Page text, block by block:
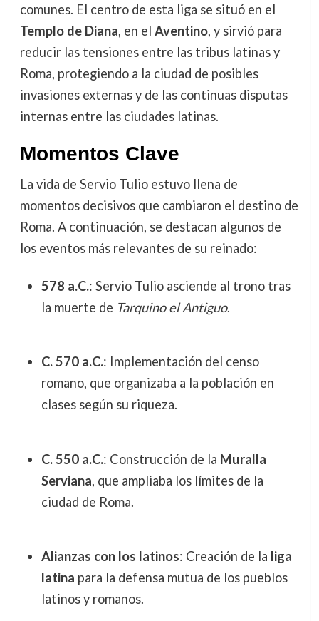
comunes. El centro de esta liga se situó en el
Templo de Diana, en el Aventino, y sirvió para
reducir las tensiones entre las tribus latinas y
Roma, protegiendo a la ciudad de posibles
invasiones externas y de las continuas disputas
internas entre las ciudades latinas.
Momentos Clave
La vida de Servio Tulio estuvo llena de
momentos decisivos que cambiaron el destino de
Roma. A continuación, se destacan algunos de
los eventos más relevantes de su reinado:
578 a.C.: Servio Tulio asciende al trono tras
la muerte de Tarquino el Antiguo.
C. 570 a.C.: Implementación del censo
romano, que organizaba a la población en
clases según su riqueza.
C. 550 a.C.: Construcción de la Muralla
Serviana, que ampliaba los límites de la
ciudad de Roma.
Alianzas con los latinos: Creación de la liga
latina para la defensa mutua de los pueblos
latinos y romanos.